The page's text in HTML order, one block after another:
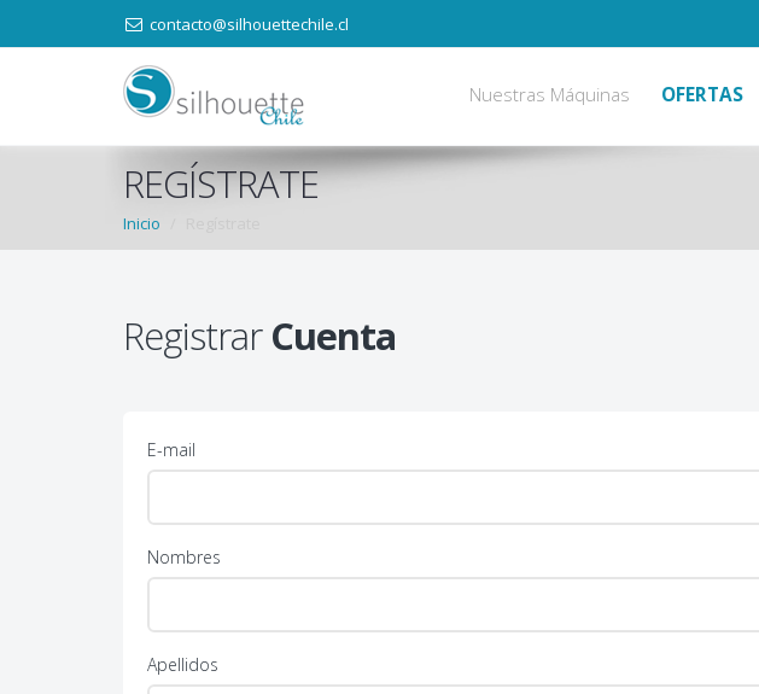
contacto@silhouettechile.cl
Nuestras Máquinas OFERTAS
REGÍSTRATE
Inicio
RegistrarCuenta
E-mail
Nombres
Apellidos